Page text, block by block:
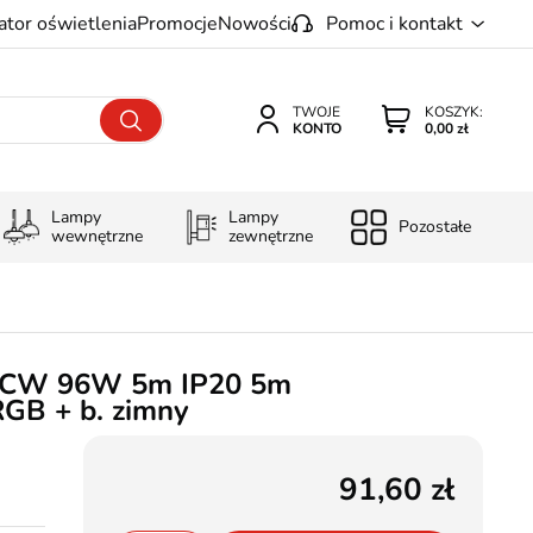
oświetleniaPromocjeNowości Pomoc i kontakt
KOSZYK:
0,00 zł
TWOJE
KONTO
Lampy
wewnętrzne
Lampy
zewnętrzne
Pozostałe
96W 5m IP20 5m
+ b. zimny
91,60